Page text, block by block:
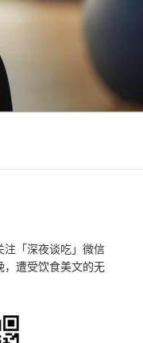
「深夜谈吃」微信
遭受饮食美文的无